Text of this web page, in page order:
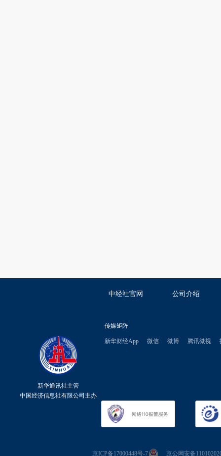
中经社官网 公司介绍
新华通讯社主管
中国经济信息社有限公司主办
传媒矩阵
新华财经App 微信 微博 腾讯微视
京ICP备17000448号-7 京公网安备